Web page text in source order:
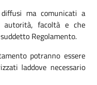
ma comunicati a
facoltà e che
Regolamento.
potranno essere
laddove necessario